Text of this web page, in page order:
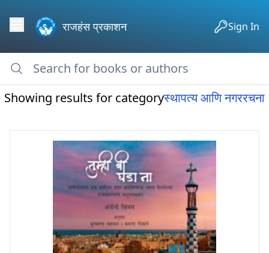
राजहंस प्रकाशन Sign In
Showing results for categoryस्थापत्य आणि नगररचना